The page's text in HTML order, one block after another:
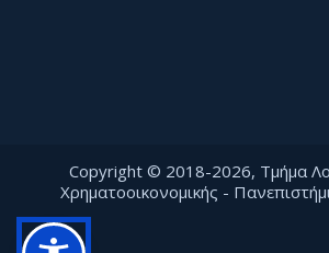
Copyright © 2018-2026, Τμήμα
Χρηματοοικονομικής -